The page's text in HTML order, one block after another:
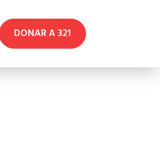
DONAR A 321